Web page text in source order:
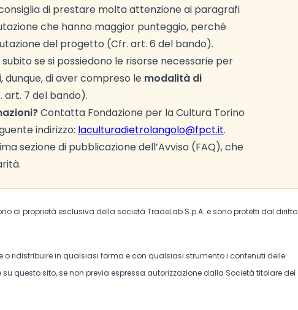
di prestare molta attenzione ai paragrafi
che hanno maggior punteggio, perché
del progetto (Cfr. art. 6 del bando).
se si possiedono le risorse necessarie per
di aver compreso le modalità di
art. 7 del bando).
Contatta Fondazione per la Cultura Torino
indirizzo: laculturadietrolangolo@fpct.it.
sezione di pubblicazione dell’Avviso (FAQ), che
di proprietà esclusiva della società TradeLab S.p.A. e sono protetti dal diritto
o ridistribuire in qualsiasi forma e con qualsiasi strumento i contenuti delle
questo sito, se non previa espressa autorizzazione dalla Società titolare dei